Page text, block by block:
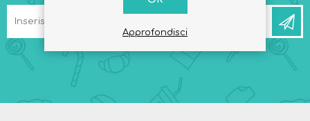
Approfondisci